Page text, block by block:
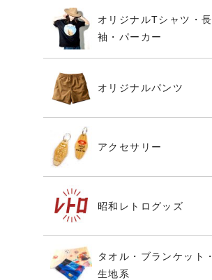
オリジナルTシャツ・長
袖・パーカー
オリジナルパンツ
アクセサリー
昭和レトログッズ
タオル・ブランケット・
生地系